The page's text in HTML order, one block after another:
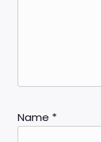
Name *